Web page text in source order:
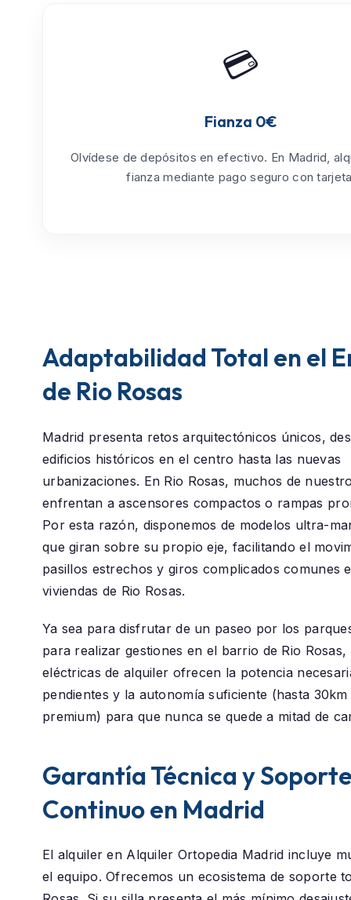
💳
Fianza 0€
Olvídese de depósitos en efectivo. En Madrid,
fianza mediante pago seguro con
Adaptabilidad Total en el
de Rio Rosas
Madrid presenta retos arquitectónicos únicos,
edificios históricos en el centro hasta las nuevas
urbanizaciones. En Rio Rosas, muchos de
enfrentan a ascensores compactos o rampas
Por esta razón, disponemos de modelos ultra-
que giran sobre su propio eje, facilitando el
pasillos estrechos y giros complicados comunes
viviendas de Rio Rosas.
Ya sea para disfrutar de un paseo por los
para realizar gestiones en el barrio de Rio Rosas,
eléctricas de alquiler ofrecen la potencia
pendientes y la autonomía suficiente (hasta
premium) para que nunca se quede a mitad de
Garantía Técnica y
Continuo en Madrid
El alquiler en Alquiler Ortopedia Madrid incluye
el equipo. Ofrecemos un ecosistema de soporte